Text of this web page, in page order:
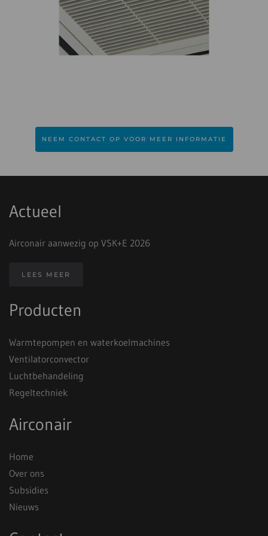
NEEM CONTACT OP VOOR MEER INFORMATIE
Actueel
Airconair aanwezig op VSK+E 2026
LEES MEER
Producten
Warmtepompen en waterkoelmachines
Ventilatorconvector
Luchtbehandeling
Regeltechniek
Airconair
Home
Over ons
Subsidies
Nieuws